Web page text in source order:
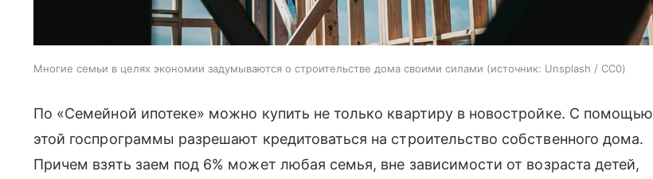
Многие семьи в целях экономии задумываются о строительстве дома своими силами источник: Unsplash / CC0
По «Семейной ипотеке» можно купить не только квартиру в новостройке. С помощью
этой госпрограммы разрешают кредитоваться на строительство собственного дома.
Причем взять заем под 6% может любая семья, вне зависимости от возраста детей,